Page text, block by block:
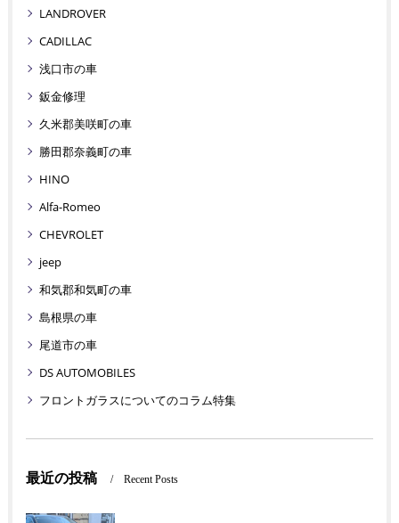
LANDROVER
CADILLAC
浅口市の車
鈑金修理
久米郡美咲町の車
勝田郡奈義町の車
HINO
Alfa-Romeo
CHEVROLET
jeep
和気郡和気町の車
島根県の車
尾道市の車
DS AUTOMOBILES
フロントガラスについてのコラム特集
最近の投稿 Recent Posts